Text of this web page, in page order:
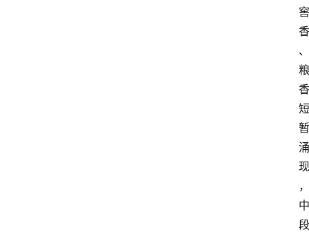
窖
香
、
粮
香
短
暂
涌
现
，
中
段